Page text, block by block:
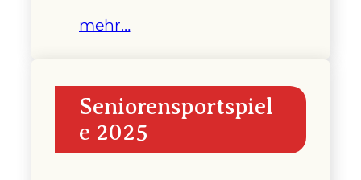
mehr…
Seniorensportspiel
e 2025